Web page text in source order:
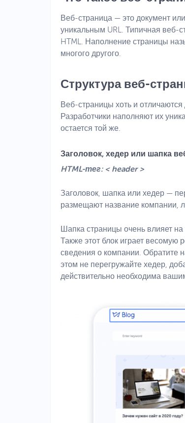
Веб-страница — это документ
уникальным URL. Типичная веб-
HTML. Наполнение страницы
многого другого.
Структура веб-
Веб-страницы хоть и отличаются
Разработчики наполняют их
остается той же.
Заголовок, хедер или шапка
HTML-тег: < header >
Заголовок, шапка или хедер —
размещают название компании,
Шапка страницы очень влияет
Также этот блок играет весомую
сведения о компании. Обратите
этом не перегружайте хедер,
действительно необходима